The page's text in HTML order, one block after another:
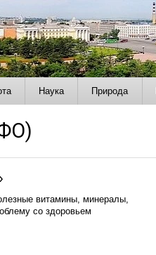
Наука Природа
витамины, минералы,
со здоровьем